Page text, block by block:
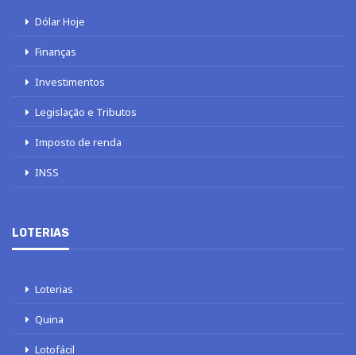
Dólar Hoje
Finanças
Investimentos
Legislação e Tributos
Imposto de renda
INSS
LOTERIAS
Loterias
Quina
Lotofácil